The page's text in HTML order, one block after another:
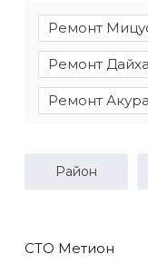
Ремонт
Ремонт
Ремонт Акура
Район
СТО Метион